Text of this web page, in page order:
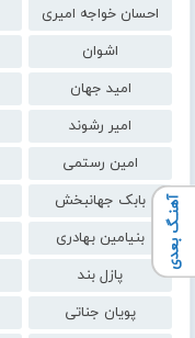
احسان خواجه امیری
اشوان
امید جهان
امیر رشوند
امین رستمی
بابک جهانبخش
بنیامین بهادری
پازل بند
پویان جناتی
آهنـگ بعدی